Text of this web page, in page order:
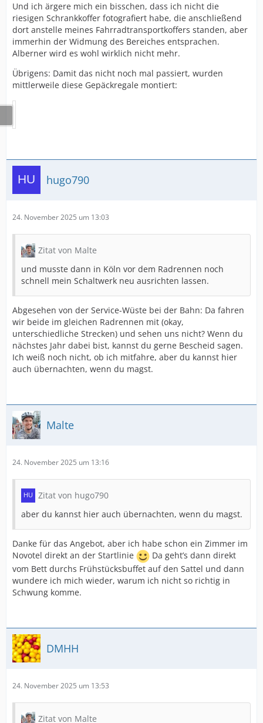
Und ich ärgere mich ein bisschen, dass ich nicht die
riesigen Schrankkoffer fotografiert habe, die anschließend
dort anstelle meines Fahrradtransportkoffers standen, aber
immerhin der Widmung des Bereiches entsprachen.
Alberner wird es wohl wirklich nicht mehr.
Übrigens: Damit das nicht noch mal passiert, wurden
mittlerweile diese Gepäckregale montiert:
hugo790
24. November 2025 um 13:03
Zitat von Malte
und musste dann in Köln vor dem Radrennen noch
schnell mein Schaltwerk neu ausrichten lassen.
Abgesehen von der Service-Wüste bei der Bahn: Da fahren
wir beide im gleichen Radrennen mit (okay,
unterschiedliche Strecken) und sehen uns nicht? Wenn du
nächstes Jahr dabei bist, kannst du gerne Bescheid sagen.
Ich weiß noch nicht, ob ich mitfahre, aber du kannst hier
auch übernachten, wenn du magst.
Malte
24. November 2025 um 13:16
Zitat von hugo790
aber du kannst hier auch übernachten, wenn du magst.
Danke für das Angebot, aber ich habe schon ein Zimmer im
Novotel direkt an der Startlinie
Da geht’s dann direkt
vom Bett durchs Frühstücksbuffet auf den Sattel und dann
wundere ich mich wieder, warum ich nicht so richtig in
Schwung komme.
DMHH
24. November 2025 um 13:53
Zitat von Malte